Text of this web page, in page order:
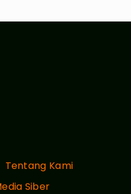
Tentang Kami
Siber